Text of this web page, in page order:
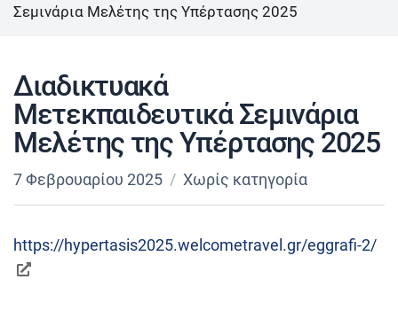
Σεμινάρια Μελέτης της Υπέρτασης 2025
Διαδικτυακά
Μετεκπαιδευτικά Σεμινάρια
Μελέτης της Υπέρτασης 2025
7 Φεβρουαρίου 2025 Χωρίς κατηγορία
https://hypertasis2025.welcometravel.gr/eggrafi-2/